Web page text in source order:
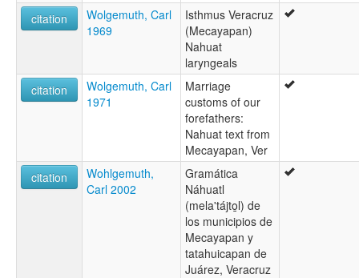
citation
Wolgemuth, Carl
1969
Isthmus Veracruz
(Mecayapan)
Nahuat
laryngeals
citation
Wolgemuth, Carl
1971
Marriage
customs of our
forefathers:
Nahuat text from
Mecayapan, Ver
citation
Wohlgemuth,
Carl 2002
Gramática
Náhuatl
(mela'tájto̱l) de
los municipios de
Mecayapan y
tatahuicapan de
Juárez, Veracruz